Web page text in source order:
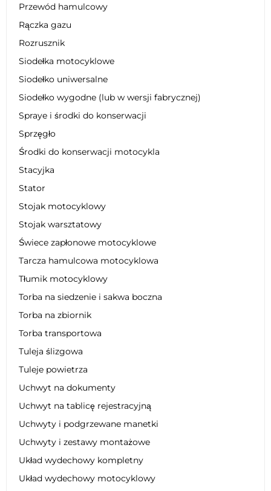
Przewód hamulcowy
Rączka gazu
Rozrusznik
Siodełka motocyklowe
Siodełko uniwersalne
Siodełko wygodne (lub w wersji fabrycznej)
Spraye i środki do konserwacji
Sprzęgło
Środki do konserwacji motocykla
Stacyjka
Stator
Stojak motocyklowy
Stojak warsztatowy
Świece zapłonowe motocyklowe
Tarcza hamulcowa motocyklowa
Tłumik motocyklowy
Torba na siedzenie i sakwa boczna
Torba na zbiornik
Torba transportowa
Tuleja ślizgowa
Tuleje powietrza
Uchwyt na dokumenty
Uchwyt na tablicę rejestracyjną
Uchwyty i podgrzewane manetki
Uchwyty i zestawy montażowe
Układ wydechowy kompletny
Układ wydechowy motocyklowy